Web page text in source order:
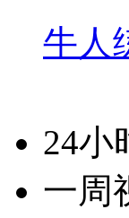
牛人
24小
一周